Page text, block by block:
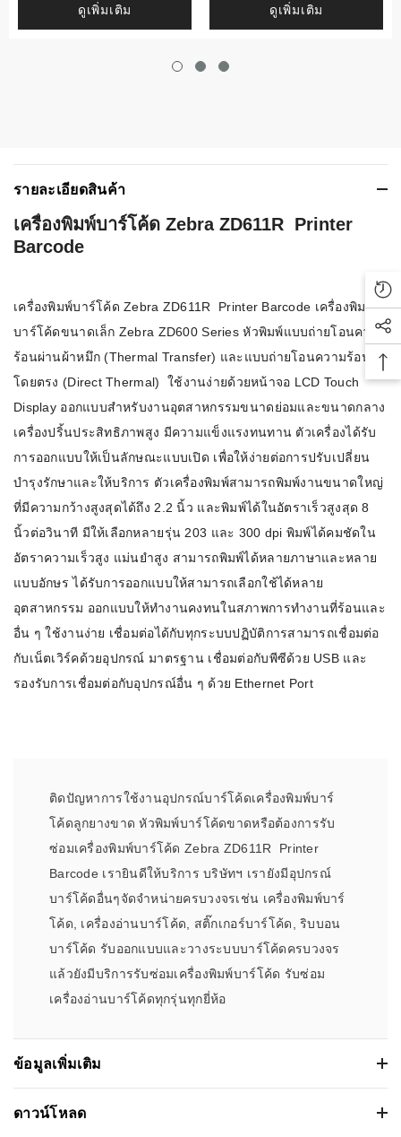
ดูเพิ่มเติม ดูเพิ่มเติม
รายละเอียดสินค้า
เครื่องพิมพ์บาร์โค้ด Zebra ZD611R Printer
Barcode
เครื่องพิมพ์บาร์โค้ด Zebra ZD611R Printer Barcode เครื่องพิมพ์
บาร์โค้ดขนาดเล็ก Zebra ZD600 Series หัวพิมพ์แบบถ่ายโอนความ
ร้อนผ่านผ้าหมึก (Thermal Transfer) และแบบถ่ายโอนความร้อน
โดยตรง (Direct Thermal) ใช้งานง่ายด้วยหน้าจอ LCD Touch
Display ออกแบบสำหรับงานอุตสาหกรรมขนาดย่อมและขนาดกลาง
เครื่องปริ้นประสิทธิภาพสูง มีความแข็งแรงทนทาน ตัวเครื่องได้รับ
การออกแบบให้เป็นลักษณะแบบเปิด เพื่อให้ง่ายต่อการปรับเปลี่ยน
บำรุงรักษาและให้บริการ ตัวเครื่องพิมพ์สามารถพิมพ์งานขนาดใหญ่
ที่มีความกว้างสูงสุดได้ถึง 2.2 นิ้ว และพิมพ์ได้ในอัตราเร็วสูงสุด 8
นิ้วต่อวินาที มีให้เลือกหลายรุ่น 203 และ 300 dpi พิมพ์ได้คมชัดใน
อัตราความเร็วสูง แม่นยำสูง สามารถพิมพ์ได้หลายภาษาและหลาย
แบบอักษร ได้รับการออกแบบให้สามารถเลือกใช้ได้หลาย
อุตสาหกรรม ออกแบบให้ทำงานคงทนในสภาพการทำงานที่ร้อนและ
อื่น ๆ ใช้งานง่าย เชื่อมต่อได้กับทุกระบบปฏิบัติการสามารถเชื่อมต่อ
กับเน็ตเวิร์คด้วยอุปกรณ์ มาตรฐาน เชื่อมต่อกับพีซีด้วย USB และ
รองรับการเชื่อมต่อกับอุปกรณ์อื่น ๆ ด้วย Ethernet Port
ติดปัญหาการใช้งานอุปกรณ์บาร์โค้ดเครื่องพิมพ์บาร์
โค้ดลูกยางขาด หัวพิมพ์บาร์โค้ดขาดหรือต้องการรับ
ซ่อมเครื่องพิมพ์บาร์โค้ด Zebra ZD611R Printer
Barcode เรายินดีให้บริการ บริษัทฯ เรายังมีอุปกรณ์
บาร์โค้ดอื่นๆจัดจำหน่ายครบวงจรเช่น เครื่องพิมพ์บาร์
โค้ด, เครื่องอ่านบาร์โค้ด, สติ๊กเกอร์บาร์โค้ด, ริบบอน
บาร์โค้ด รับออกแบบและวางระบบบาร์โค้ดครบวงจร
แล้วยังมีบริการรับซ่อมเครื่องพิมพ์บาร์โค้ด รับซ่อม
เครื่องอ่านบาร์โค้ดทุกรุ่นทุกยี่ห้อ
ข้อมูลเพิ่มเติม
เครื่องพิมพ์บาร์โค้ด Zebra ZD611R Printers
ดาวน์โหลด